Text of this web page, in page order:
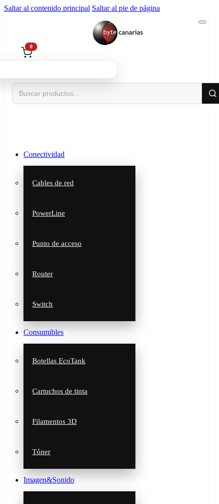
Saltar al contenido principal Saltar al pie de página
Buscar
0
Conectividad
Cables de red
PowerLine
Punto de acceso
Router
Switch
Consumibles
Botellas EcoTank
Cartuchos de tinta
Filamentos 3D
Tóner
Imagen&Sonido